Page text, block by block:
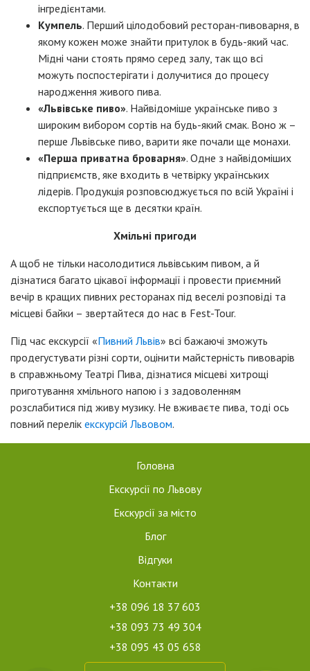
інгредієнтами.
Кумпель. Перший цілодобовий ресторан-пивоварня, в
якому кожен може знайти притулок в будь-який час.
Мідні чани стоять прямо серед залу, так що всі
можуть поспостерігати і долучитися до процесу
народження живого пива.
«Львівське пиво». Найвідоміше українське пиво з
широким вибором сортів на будь-який смак. Воно ж –
перше Львівське пиво, варити яке почали ще монахи.
«Перша приватна броварня». Одне з найвідоміших
підприємств, яке входить в четвірку українських
лідерів. Продукція розповсюджується по всій Україні і
експортується ще в десятки країн.
Хмільні пригоди
А щоб не тільки насолодитися львівським пивом, а й
дізнатися багато цікавої інформації і провести приємний
вечір в кращих пивних ресторанах під веселі розповіді та
місцеві байки – звертайтеся до нас в Fest-Tour.
Під час екскурсії «Пивний Львів» всі бажаючі зможуть
продегустувати різні сорти, оцінити майстерність пивоварів
в справжньому Театрі Пива, дізнатися місцеві хитрощі
приготування хмільного напою і з задоволенням
розслабитися під живу музику. Не вживаєте пива, тоді ось
повний перелік екскурсій Львовом.
Головна
Екскурсії по Львову
Екскурсії за місто
Блог
Відгуки
Контакти
+38 096 18 37 603
+38 093 73 49 304
+38 095 43 05 658